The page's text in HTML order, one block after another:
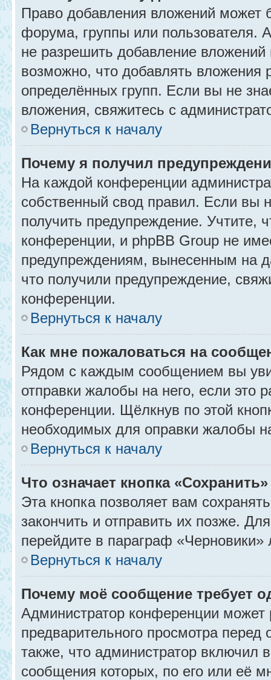
Право добавления вложений может
форума, группы или пользователя.
не разрешить добавление
возможно, что добавлять вложения
определённых групп. Если вы не
вложения, свяжитесь с
Вернуться к началу
Почему я получил
На каждой конференции
собственный свод правил. Если вы
получить предупреждение. Учтите,
конференции, и phpBB Group не
предупреждениям, вынесенным на
что получили предупреждение,
конференции.
Вернуться к началу
Как мне пожаловаться на
Рядом с каждым сообщением вы
отправки жалобы на него, если это
конференции. Щёлкнув по этой
необходимых для оправки жалобы
Вернуться к началу
Что означает кнопка
Эта кнопка позволяет вам
закончить и отправить их позже.
перейдите в параграф «Черновики»
Вернуться к началу
Почему моё сообщение требует
Администратор конференции
предварительного просмотра
также, что администратор включил
сообщения которых, по его или её